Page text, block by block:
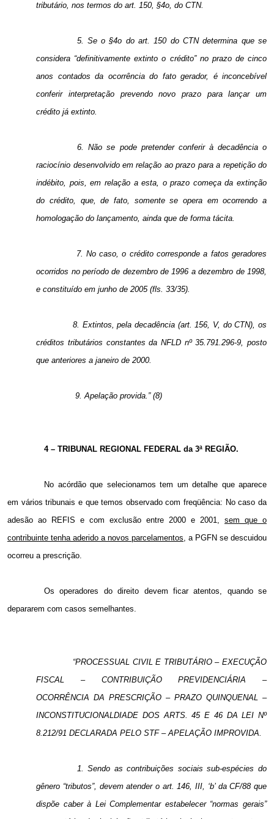
tributário, nos termos do art. 150, §4o, do CTN.
5. Se o §4o do art. 150 do CTN determina que se
considera “definitivamente extinto o crédito” no prazo de cinco
anos contados da ocorrência do fato gerador, é inconcebível
conferir interpretação prevendo novo prazo para lançar um
crédito já extinto.
6. Não se pode pretender conferir à decadência o
raciocínio desenvolvido em relação ao prazo para a repetição do
indébito, pois, em relação a esta, o prazo começa da extinção
do crédito, que, de fato, somente se opera em ocorrendo a
homologação do lançamento, ainda que de forma tácita.
7. No caso, o crédito corresponde a fatos geradores
ocorridos no período de dezembro de1996 adezembro de 1998,
e constituído em junho de 2005 (fls. 33/35).
8. Extintos, pela decadência (art. 156, V, do CTN), os
créditos tributários constantes da NFLD nº 35.791.296-9, posto
que anteriores a janeiro de 2000.
9. Apelação provida.” (8)
4 – TRIBUNAL REGIONAL FEDERAL da 3ª REGIÃO.
No acórdão que selecionamos tem um detalhe que aparece
em vários tribunais e que temos observado com freqüência: No caso da
adesão ao REFIS e com exclusão entre 2000 e 2001, sem que o
contribuinte tenha aderido a novos parcelamentos, a PGFN se descuidou
ocorreu a prescrição.
Os operadores do direito devem ficar atentos, quando se
depararem com casos semelhantes.
“PROCESSUAL CIVIL E TRIBUTÁRIO – EXECUÇÃO
FISCAL – CONTRIBUIÇÃO PREVIDENCIÁRIA –
OCORRÊNCIA DA PRESCRIÇÃO – PRAZO QUINQUENAL –
INCONSTITUCIONALDIADE DOS ARTS. 45 E 46 DA LEI Nº
8.212/91 DECLARADA PELO STF – APELAÇÃO IMPROVIDA.
1. Sendo as contribuições sociais sub-espécies do
gênero “tributos”, devem atender o art. 146, III, ‘b’ da CF/88 que
dispõe caber à Lei Complementar estabelecer “normas gerais”